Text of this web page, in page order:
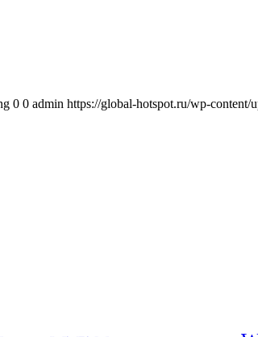
0 0 admin https://global-hotspot.ru/wp-content/